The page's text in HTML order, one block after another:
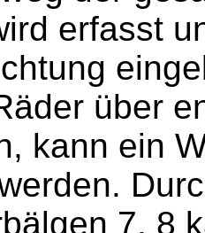
erfasst
über
kann ein
7, 8